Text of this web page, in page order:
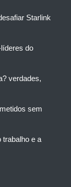
Starlink
do
verdades,
sem
trabalho e a